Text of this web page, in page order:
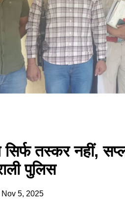
तस्कर नहीं,
पुलिस
Nov 5, 2025